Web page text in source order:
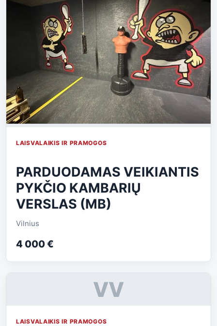
LAISVALAIKIS IR PRAMOGOS
PARDUODAMAS VEIKIANTIS
PYKČIO KAMBARIŲ
VERSLAS (MB)
Vilnius
4 000 €
VV
LAISVALAIKIS IR PRAMOGOS